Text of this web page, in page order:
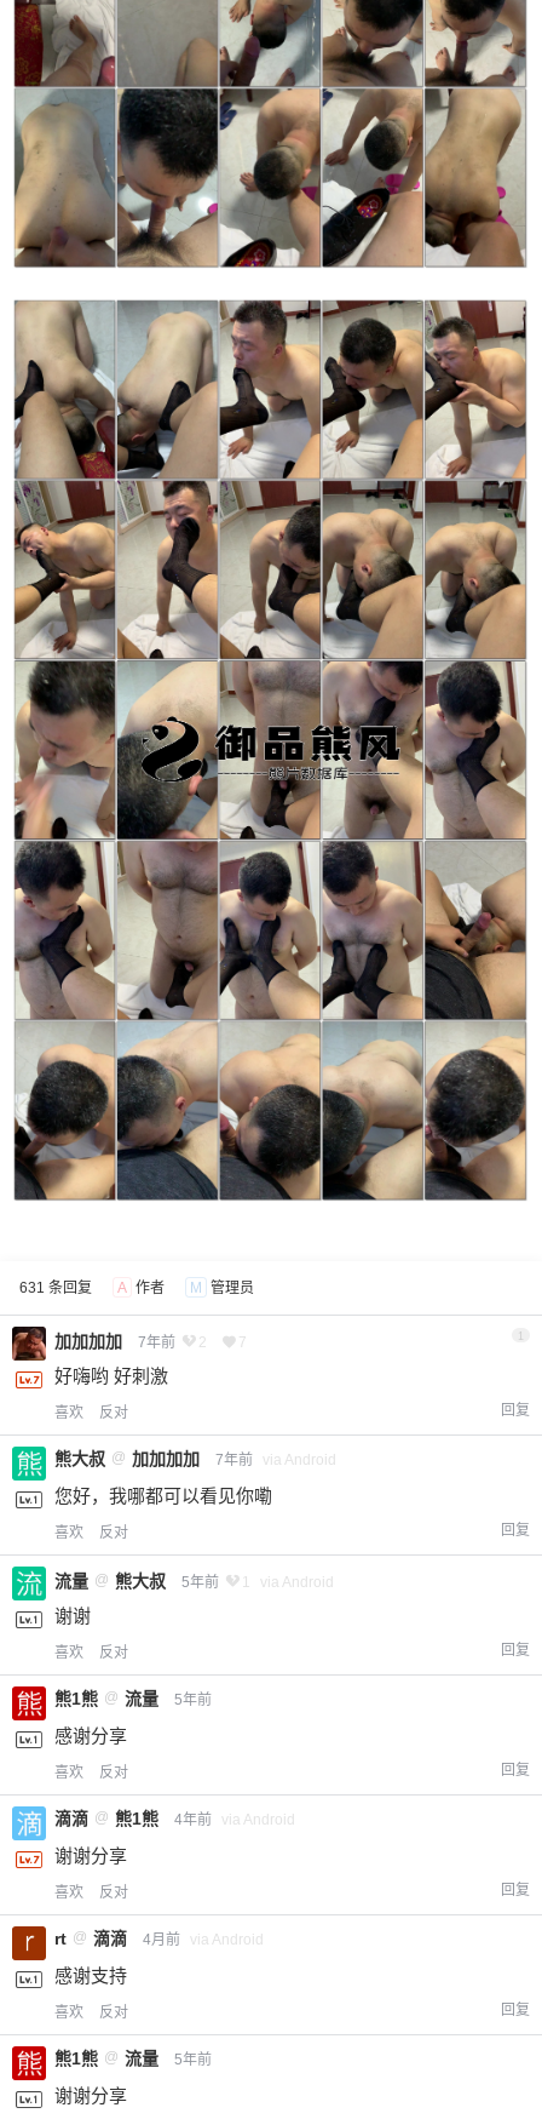
631 条回复 A 作者 M 管理员
加加加加 7年前 2 7
好嗨哟 好刺激
喜欢 反对 回复
熊大叔 @ 加加加加 7年前 via Android
您好，我哪都可以看见你嘞
喜欢 反对 回复
流量 @ 熊大叔 5年前 1 via Android
谢谢
喜欢 反对 回复
熊1熊 @ 流量 5年前
感谢分享
喜欢 反对 回复
滴滴 @ 熊1熊 4年前 via Android
谢谢分享
喜欢 反对 回复
rt @ 滴滴 4月前 via Android
感谢支持
喜欢 反对 回复
熊1熊 @ 流量 5年前
谢谢分享